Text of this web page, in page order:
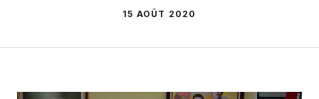
15 AOÛT 2020